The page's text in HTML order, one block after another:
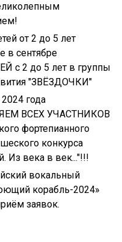
от 2 до 5 лет
в сентябре
с 2 до 5 лет в группы
"ЗВЁЗДОЧКИ"
года
ВСЕХ УЧАСТНИКОВ
фортепианного
конкурса
Из века в век..."!!!
вокальный
корабль-2024»
заявок.